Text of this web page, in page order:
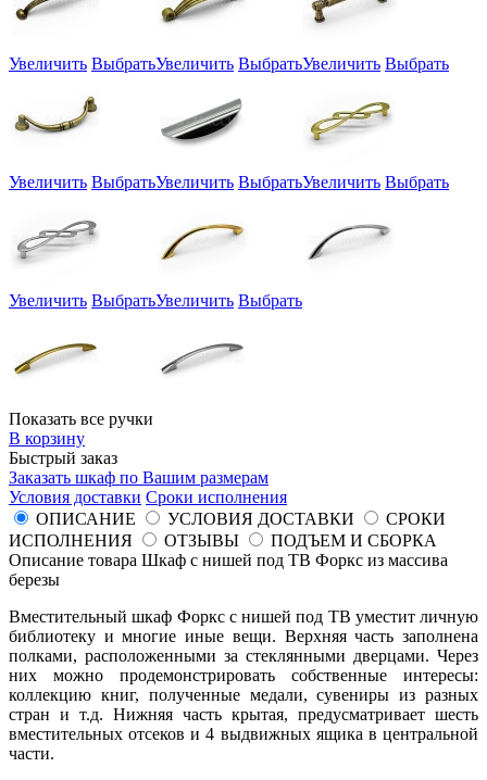
Увеличить ВыбратьУвеличить ВыбратьУвеличить Выбрать
Увеличить ВыбратьУвеличить ВыбратьУвеличить Выбрать
Увеличить ВыбратьУвеличить Выбрать
Показать все ручки
В корзину
Быстрый заказ
Заказать шкаф по Вашим размерам
Условия доставки Сроки исполнения
ОПИСАНИЕ
УСЛОВИЯ ДОСТАВКИ
СРОКИ
ИСПОЛНЕНИЯ
ОТЗЫВЫ
ПОДЪЕМ И СБОРКА
Описание товара Шкаф с нишей под ТВ Форкс из массива
березы
Вместительный шкаф Форкс с нишей под ТВ уместит личную
библиотеку и многие иные вещи. Верхняя часть заполнена
полками, расположенными за стеклянными дверцами. Через
них можно продемонстрировать собственные интересы:
коллекцию книг, полученные медали, сувениры из разных
стран и т.д. Нижняя часть крытая, предусматривает шесть
вместительных отсеков и 4 выдвижных ящика в центральной
части.